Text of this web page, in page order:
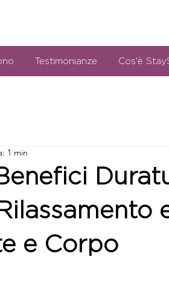
Testimonianze Cos'è
e Corpo
1 min